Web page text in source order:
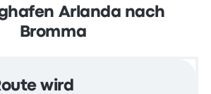
Arlanda nach
Bromma
wird